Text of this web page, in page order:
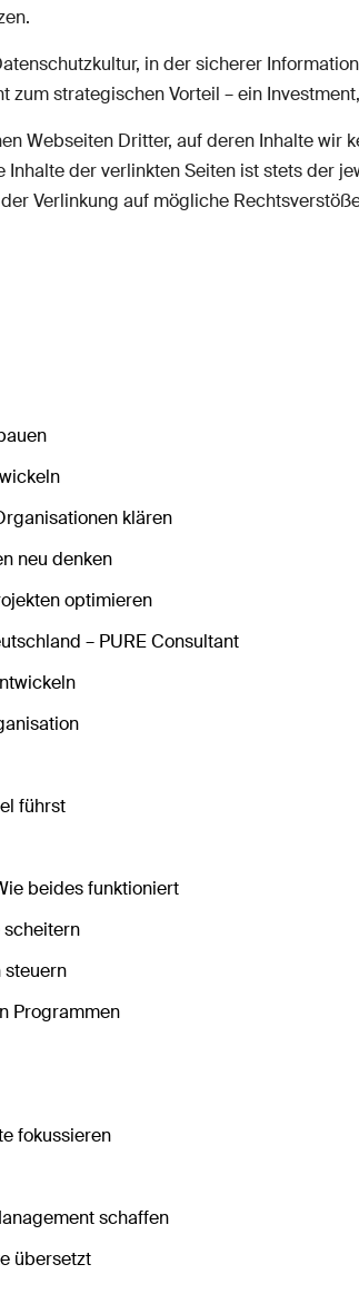
in der sicherer
strategischen Vorteil – ein
Webseiten Dritter, auf deren Inhalte
Inhalte der verlinkten Seiten ist stets der
Verlinkung auf mögliche
klären
neu denken
optimieren
– PURE Consultant
führst
beides funktioniert
scheitern
steuern
Programmen
fokussieren
schaffen
übersetzt